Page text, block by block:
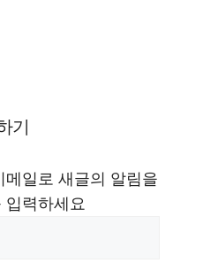
기
일로 새글의 알림을
입력하세요